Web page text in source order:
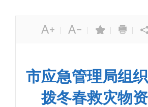
| | | |
市应急管理局组
拨冬春救灾物资